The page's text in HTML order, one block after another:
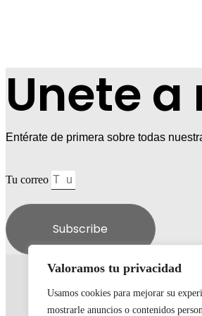
Valoramos tu privacidad
Usamos cookies para mejorar su
mostrarle anuncios o contenidos
Unete
Entérate de primera sobre todas
Tu correo
Subscribe